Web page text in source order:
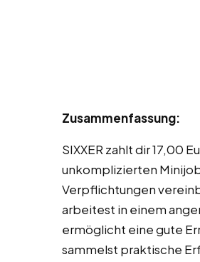
Zusammenfassung:
SIXXER zahlt dir 17,00
unkomplizierten
Verpflichtungen
arbeitest in einem
ermöglicht eine gute
sammelst praktische